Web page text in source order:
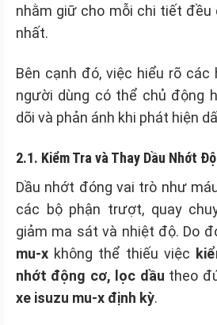
nhằm giữ cho mỗi chi tiết
nhất.
Bên cạnh đó, việc hiểu rõ các
người dùng có thể chủ động
dõi và phản ánh khi phát hiện
2.1. Kiểm Tra và Thay Dầu Nhớt
Dầu nhớt đóng vai trò như
các bộ phận trượt, quay
giảm ma sát và nhiệt độ. Do
mu-x không thể thiếu việc
nhớt động cơ, lọc dầu theo
xe isuzu mu-x định kỳ.